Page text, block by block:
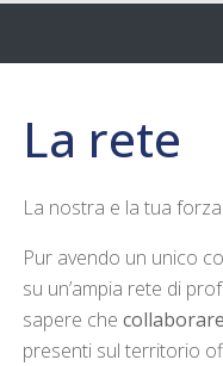
La rete
La nostra e la tua forza
Pur avendo un unico
su un’ampia rete di
sapere che
presenti sul territorio